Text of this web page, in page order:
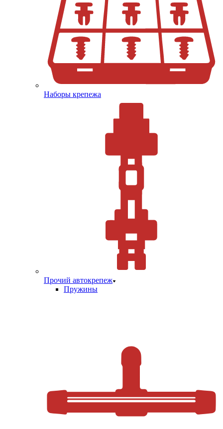
Наборы крепежа
Прочий автокрепеж
Пружины